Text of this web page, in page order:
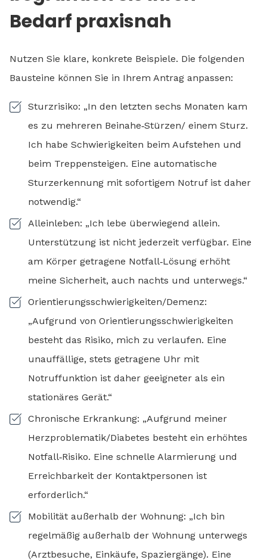
Bedarf praxisnah
Nutzen Sie klare, konkrete Beispiele. Die folgenden
Bausteine können Sie in Ihrem Antrag anpassen:
Sturzrisiko: „In den letzten sechs Monaten kam
es zu mehreren Beinahe‑Stürzen/ einem Sturz.
Ich habe Schwierigkeiten beim Aufstehen und
beim Treppensteigen. Eine automatische
Sturzerkennung mit sofortigem Notruf ist daher
notwendig.“
Alleinleben: „Ich lebe überwiegend allein.
Unterstützung ist nicht jederzeit verfügbar. Eine
am Körper getragene Notfall‑Lösung erhöht
meine Sicherheit, auch nachts und unterwegs.“
Orientierungsschwierigkeiten/Demenz:
„Aufgrund von Orientierungsschwierigkeiten
besteht das Risiko, mich zu verlaufen. Eine
unauffällige, stets getragene Uhr mit
Notruffunktion ist daher geeigneter als ein
stationäres Gerät.“
Chronische Erkrankung: „Aufgrund meiner
Herzproblematik/Diabetes besteht ein erhöhtes
Notfall‑Risiko. Eine schnelle Alarmierung und
Erreichbarkeit der Kontaktpersonen ist
erforderlich.“
Mobilität außerhalb der Wohnung: „Ich bin
regelmäßig außerhalb der Wohnung unterwegs
(Arztbesuche, Einkäufe, Spaziergänge). Eine